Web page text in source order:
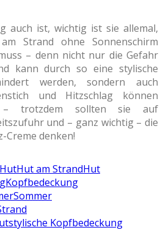
auch ist, wichtig ist sie allemal,
Strand ohne Sonnenschirm
– denn nicht nur die Gefahr
kann durch so eine stylische
werden, sondern auch
und Hitzschlag können
– trotzdem sollten sie auf
und – ganz wichtig – die
Creme denken!
HutHut am StrandHut
Kopfbedeckung
Sommer
stylische Kopfbedeckung